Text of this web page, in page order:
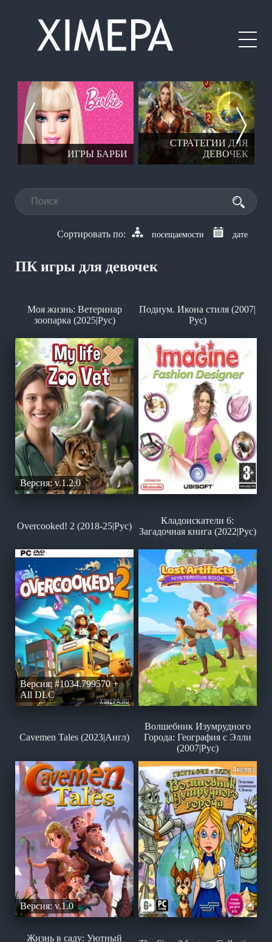
ИГРЫ БАРБИ
СТРАТЕГИИ ДЛЯ
ДЕВОЧЕК
дате
посещаемости
ПК игры для девочек
Моя жизнь: Ветеринар
зоопарка (2025|Рус)
Версия: v.1.2.0
Подиум. Икона стиля (2007|
Рус)
Overcooked! 2 (2018-25|Рус)
Версия: #1034.799570 +
All DLC
Кладоискатели 6:
Загадочная книга (2022|Рус)
Cavemen Tales (2023|Англ)
Версия: v.1.0
Волшебник Изумрудного
Города: География с Элли
(2007|Рус)
Жизнь в саду: Уютный